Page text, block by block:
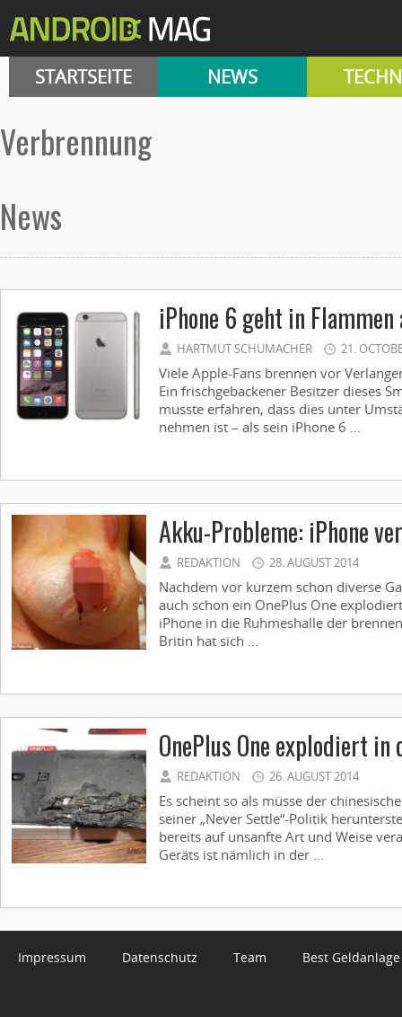
STARTSEITE NEWS
Verbrennung
News
iPhone 6 geht in Flammen
HARTMUT SCHUMACHER 21.
Viele Apple-Fans brennen vor
Ein frischgebackener Besitzer dieses
musste erfahren, dass dies unter
nehmen ist – als sein iPhone 6 ...
Akku-Probleme: iPhone
REDAKTION 28. AUGUST 2014
Nachdem vor kurzem schon diverse
auch schon ein OnePlus One
iPhone in die Ruhmeshalle der
Britin hat sich ...
OnePlus One explodiert in
REDAKTION 26. AUGUST 2014
Es scheint so als müsse der
seiner „Never Settle“-Politik
bereits auf unsanfte Art und Weise
Geräts ist nämlich in der ...
Impressum Datenschutz Team Best Geldanlage